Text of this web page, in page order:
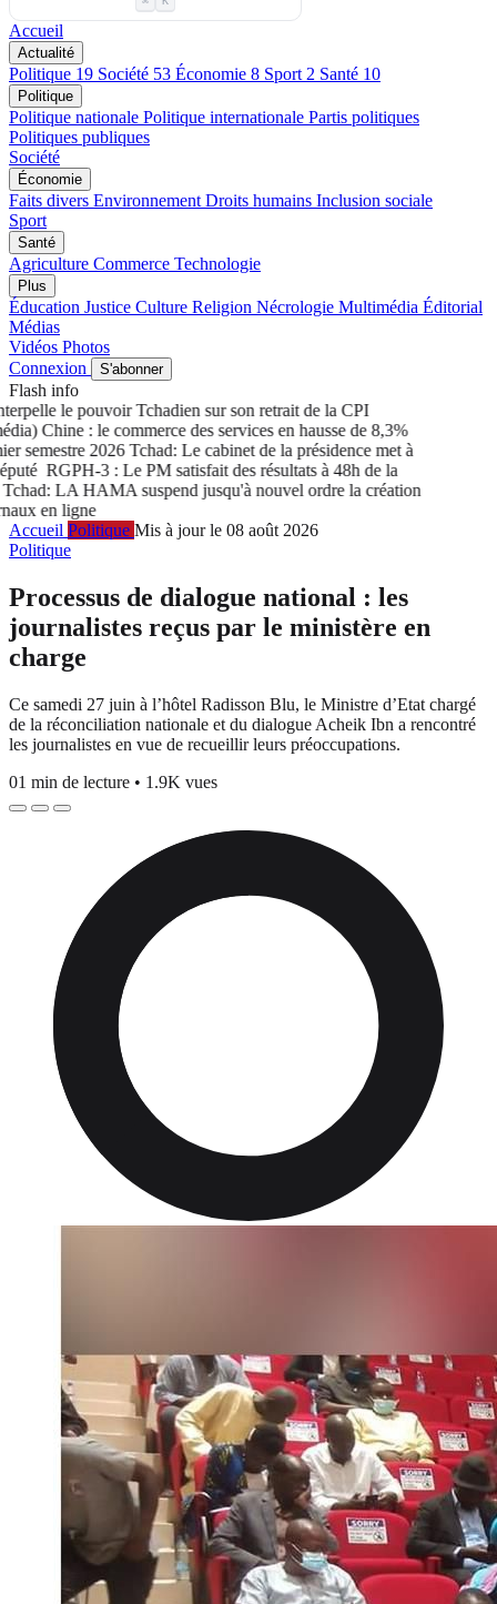
Accueil
Actualité
Politique 19 Société 53 Économie 8 Sport 2 Santé 10
Politique
Politique nationale Politique internationale Partis politiques
Politiques publiques
Société
Économie
Faits divers Environnement Droits humains Inclusion sociale
Sport
Santé
Agriculture Commerce Technologie
Plus
Éducation Justice Culture Religion Nécrologie Multimédia Éditorial
Médias
Vidéos Photos
Connexion
S'abonner
Flash info
le pouvoir Tchadien sur son retrait de la CPI
Chine : le commerce des services en hausse de 8,3%
semestre 2026Tchad: Le cabinet de la présidence met à
RGPH-3 : Le PM satisfait des résultats à 48h de la
LA HAMA suspend jusqu'à nouvel ordre la création
en ligne
Accueil Politique Mis à jour le 08 août 2026
Politique
Processus de dialogue national : les
journalistes reçus par le ministère en
charge
Ce samedi 27 juin à l’hôtel Radisson Blu, le Ministre d’Etat chargé
de la réconciliation nationale et du dialogue Acheik Ibn a rencontré
les journalistes en vue de recueillir leurs préoccupations.
01 min de lecture • 1.9K vues